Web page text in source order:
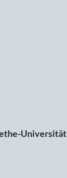
Universität